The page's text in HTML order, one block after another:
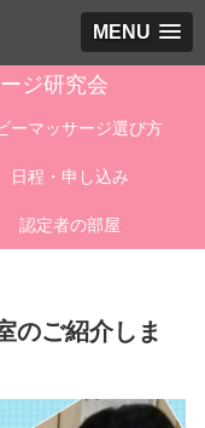
MENU
ジ研究会
ーマッサージ選び方
日程・申し込み
認定者の部屋
のご紹介しま